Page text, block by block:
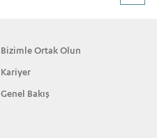
Bizimle Ortak Olun
Kariyer
Genel Bakış